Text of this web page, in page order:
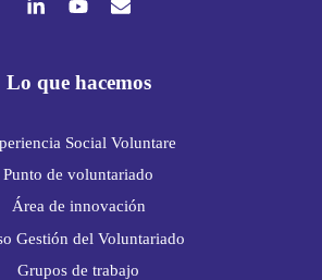
Lo que hacemos
Social Voluntare
Punto de voluntariado
Área de innovación
Gestión del Voluntariado
Grupos de trabajo